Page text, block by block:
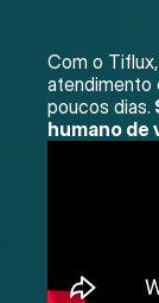
Com o
atendimento
poucos dias.
humano de